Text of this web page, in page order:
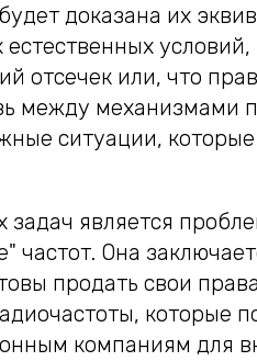
доказана их
отсечек или, что
между механизмами
ситуации,
является
частот. Она
продать свои
которые
компаниям для